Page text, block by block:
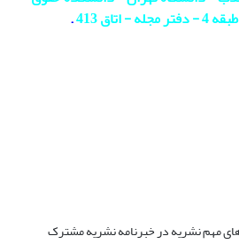
اتاق 413
.
های مهم نشریه در خبرنامه نشریه مشترک